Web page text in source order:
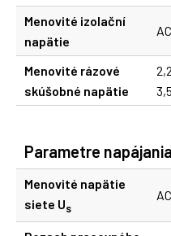
Menovité izolační
napätie
Menovité rázové
skúšobné napätie
Parametre napájania
Menovité napätie
siete Us